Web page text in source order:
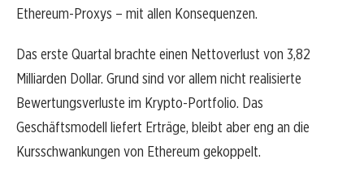
Ethereum-Proxys – mit allen Konsequenzen.
Das erste Quartal brachte einen Nettoverlust von 3,82
Milliarden Dollar. Grund sind vor allem nicht realisierte
Bewertungsverluste im Krypto-Portfolio. Das
Geschäftsmodell liefert Erträge, bleibt aber eng an die
Kursschwankungen von Ethereum gekoppelt.